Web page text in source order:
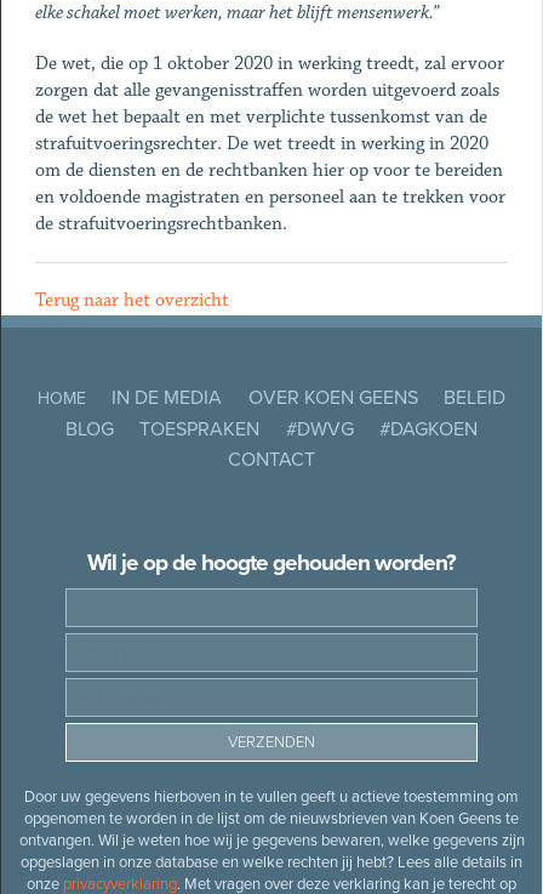
elke schakel moet werken, maar het blijft mensenwerk.”
De wet, die op 1 oktober 2020 in werking treedt, zal ervoor
zorgen dat alle gevangenisstraffen worden uitgevoerd zoals
de wet het bepaalt en met verplichte tussenkomst van de
strafuitvoeringsrechter. De wet treedt in werking in 2020
om de diensten en de rechtbanken hier op voor te bereiden
en voldoende magistraten en personeel aan te trekken voor
de strafuitvoeringsrechtbanken.
Terug naar het overzicht
HOME IN DE MEDIA OVER KOEN GEENS
BELEID
BLOG
TOESPRAKEN #DWVG
#DAGKOEN
CONTACT
Wil je op de hoogte gehouden worden?
Door uw gegevens hierboven in te vullen geeft u actieve toestemming om
opgenomen te worden in de lijst om de nieuwsbrieven van Koen Geens te
ontvangen. Wil je weten hoe wij je gegevens bewaren, welke gegevens zijn
opgeslagen in onze database en welke rechten jij hebt? Lees alle details in
onze privacyverklaring. Met vragen over deze verklaring kan je terecht op